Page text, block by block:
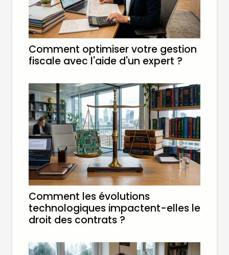
Comment optimiser votre gestion
fiscale avec l'aide d'un expert ?
Comment les évolutions
technologiques impactent-elles le
droit des contrats ?